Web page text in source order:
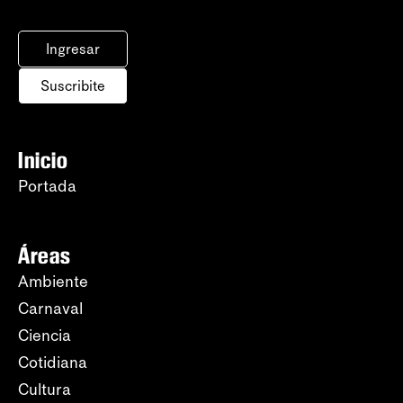
Ingresar
Suscribite
Inicio
Portada
Áreas
Ambiente
Carnaval
Ciencia
Cotidiana
Cultura